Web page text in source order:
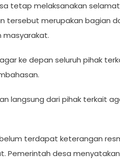
tetap melaksanakan
tersebut merupakan bagian
masyarakat.
ke depan seluruh pihak
langsung dari pihak terkait
terdapat keterangan
Pemerintah desa